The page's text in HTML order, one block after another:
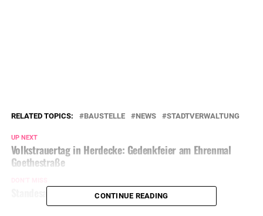
RELATED TOPICS: BAUSTELLE NEWS STADTVERWALTUNG
UP NEXT
Volkstrauertag in Herdecke: Gedenkfeier am Ehrenmal
Goethestraße
Standesamt geschlossenCONTINUE READING